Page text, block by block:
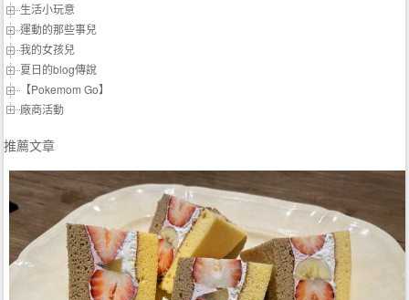
生活小玩意
運動的那些事兒
我的女孩兒
夏日的blog傳說
【Pokemom Go】
廠商活動
推薦文章